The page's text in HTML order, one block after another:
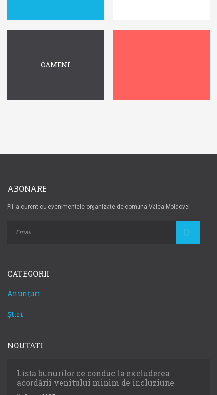
OAMENI
ABONARE
Fii la curent cu evenimentele organizate de comuna Valea Moldovei
CATEGORII
Anunțuri
Știri
NOUTATI
Lista bunurilor ce conduc la excluderea
acordării venitului minim de incluziune